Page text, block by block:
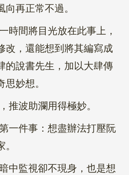
再正常不過。
間將目光放在此事上，
改，還能想到將其編寫成
的說書先生，加以大肆傳
妙想。
波助瀾用得極妙。
件事：想盡辦法打壓阮
監視卻不現身，也是想